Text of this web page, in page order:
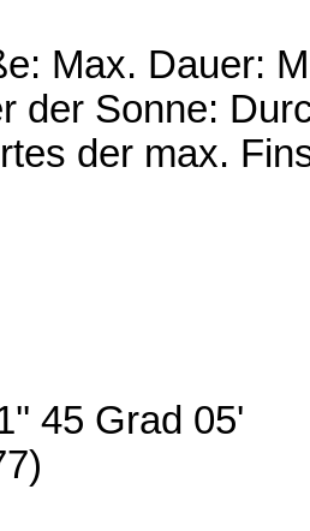
Max. Dauer:
der Sonne:
der max.
45 Grad 05'